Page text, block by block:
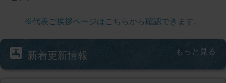
※代表ご挨拶ページはこちらから確認できます。
新着更新情報 もっと見る